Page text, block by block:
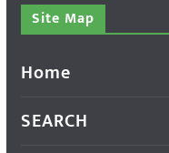
Site Map
Home
SEARCH